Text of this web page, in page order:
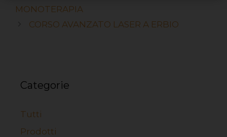
MONOTERAPIA
CORSO AVANZATO LASER A ERBIO
Categorie
Tutti
Prodotti